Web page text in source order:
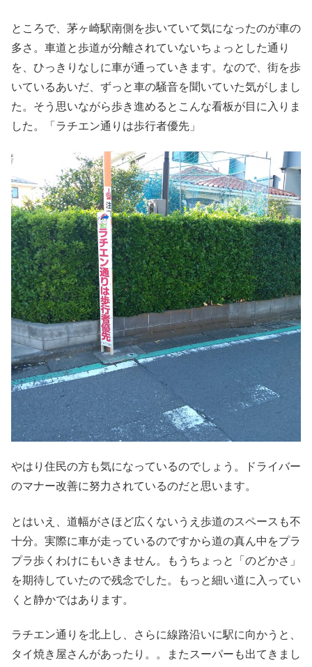
ところで、茅ヶ崎駅南側を歩いていて気になったのが車の
多さ。車道と歩道が分離されていないちょっとした通り
を、ひっきりなしに車が通っていきます。なので、街を歩
いているあいだ、ずっと車の騒音を聞いていた気がしまし
た。そう思いながら歩き進めるとこんな看板が目に入りま
した。「ラチエン通りは歩行者優先」
やはり住民の方も気になっているのでしょう。ドライバー
のマナー改善に努力されているのだと思います。
とはいえ、道幅がさほど広くないうえ歩道のスペースも不
十分。実際に車が走っているのですから道の真ん中をプラ
プラ歩くわけにもいきません。もうちょっと「のどかさ」
を期待していたので残念でした。もっと細い道に入ってい
くと静かではあります。
ラチエン通りを北上し、さらに線路沿いに駅に向かうと、
タイ焼き屋さんがあったり。。またスーパーも出てきまし